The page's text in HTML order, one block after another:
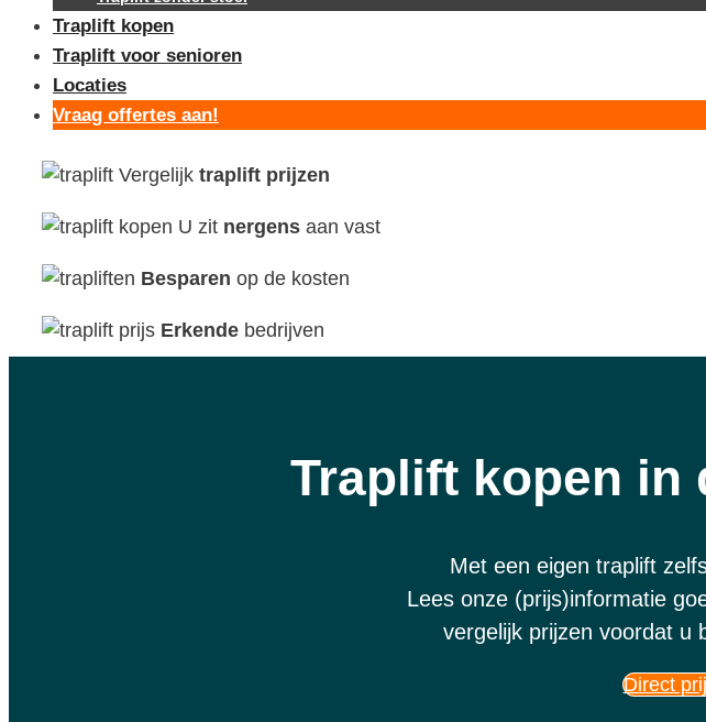
Traplift kopen
Traplift voor senioren
Locaties
Vraag offertes aan!
Vergelijk traplift prijzen
U zit nergens aan vast
Besparen op de kosten
Erkende bedrijven
Traplift kopen in
Met een eigen traplift
Lees onze (prijs)informatie
vergelijk prijzen voordat u
Direct